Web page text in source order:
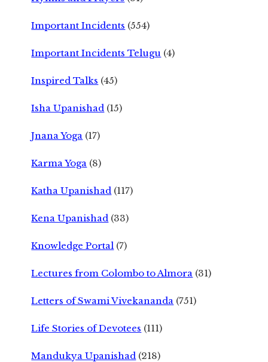
Important Incidents (554)
Important Incidents Telugu (4)
Inspired Talks (45)
Isha Upanishad (15)
Jnana Yoga (17)
Karma Yoga (8)
Katha Upanishad (117)
Kena Upanishad (33)
Knowledge Portal (7)
Lectures from Colombo to Almora (31)
Letters of Swami Vivekananda (751)
Life Stories of Devotees (111)
Mandukya Upanishad (218)